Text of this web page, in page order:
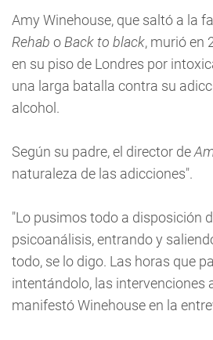
Amy Winehouse, que saltó a la
Rehab o Back to black, murió en
en su piso de Londres por
una larga batalla contra su
alcohol.
Según su padre, el director de
naturaleza de las adicciones".
"Lo pusimos todo a disposición
psicoanálisis, entrando y
todo, se lo digo. Las horas que
intentándolo, las intervenciones
manifestó Winehouse en la